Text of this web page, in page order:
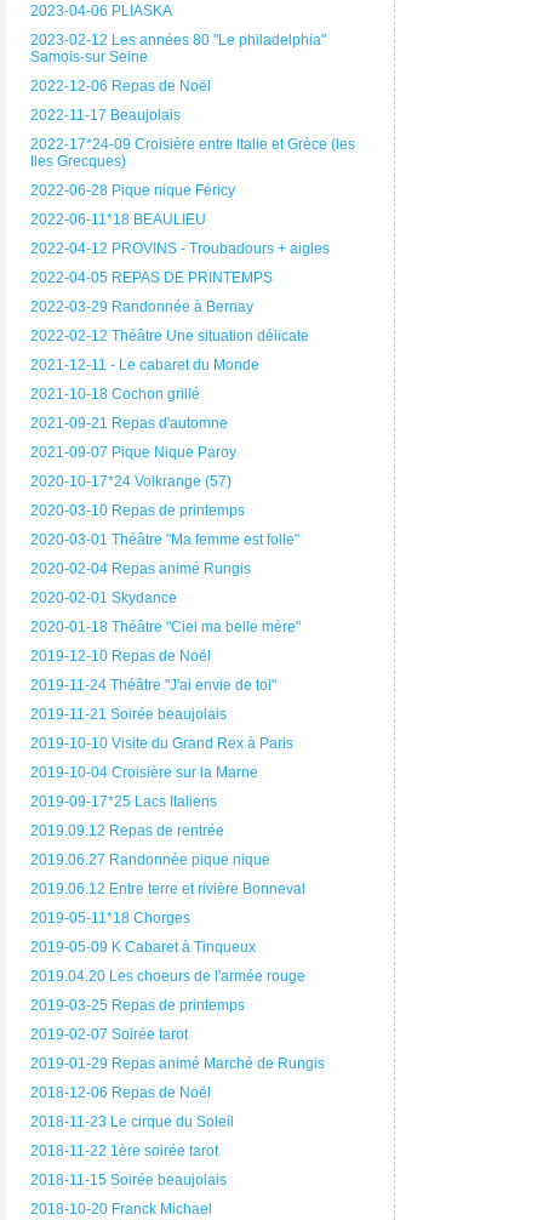
2023-04-06 PLIASKA
2023-02-12 Les années 80 "Le philadelphia"
Samois-sur Seine
2022-12-06 Repas de Noël
2022-11-17 Beaujolais
2022-17*24-09 Croisière entre Italie et Grèce (les
Iles Grecques)
2022-06-28 Pique nique Féricy
2022-06-11*18 BEAULIEU
2022-04-12 PROVINS - Troubadours + aigles
2022-04-05 REPAS DE PRINTEMPS
2022-03-29 Randonnée à Bernay
2022-02-12 Théâtre Une situation délicate
2021-12-11 - Le cabaret du Monde
2021-10-18 Cochon grillé
2021-09-21 Repas d'automne
2021-09-07 Pique Nique Paroy
2020-10-17*24 Volkrange (57)
2020-03-10 Repas de printemps
2020-03-01 Théâtre "Ma femme est folle"
2020-02-04 Repas animé Rungis
2020-02-01 Skydance
2020-01-18 Théâtre "Ciel ma belle mère"
2019-12-10 Repas de Noël
2019-11-24 Théâtre "J'ai envie de toi"
2019-11-21 Soirée beaujolais
2019-10-10 Visite du Grand Rex à Paris
2019-10-04 Croisière sur la Marne
2019-09-17*25 Lacs Italiens
2019.09.12 Repas de rentrée
2019.06.27 Randonnée pique nique
2019.06.12 Entre terre et rivière Bonneval
2019-05-11*18 Chorges
2019-05-09 K Cabaret à Tinqueux
2019.04.20 Les choeurs de l'armée rouge
2019-03-25 Repas de printemps
2019-02-07 Soirée tarot
2019-01-29 Repas animé Marché de Rungis
2018-12-06 Repas de Noël
2018-11-23 Le cirque du Soleil
2018-11-22 1ère soirée tarot
2018-11-15 Soirée beaujolais
2018-10-20 Franck Michael